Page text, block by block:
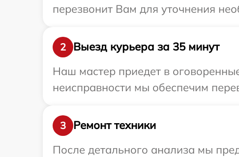
перезвонит Вам для уточнения
2
Выезд курьера за 35 минут
Наш мастер приедет в
неисправности мы обеспечим
3
Ремонт техники
После детального анализа мы